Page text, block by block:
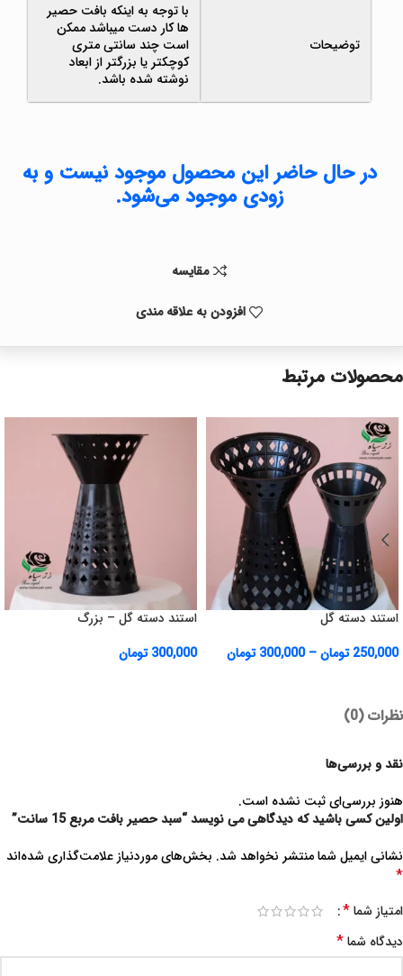
توضیحات
با توجه به اینکه بافت حصیر
ها کار دست میباشد ممکن
است چند سانتی متری
کوچکتر یا بزرگتر از ابعاد
نوشته شده باشد.
در حال حاضر این محصول موجود نیست و به
زودی موجود می‌شود.
مقايسه
افزودن به علاقه مندی
محصولات مرتبط
استند دسته گل
250,000 تومان–
300,000 تومان
استند دسته گل – بزرگ
300,000 تومان
نظرات (0)
نقد و بررسی‌ها
هنوز بررسی‌ای ثبت نشده است.
اولین کسی باشید که دیدگاهی می نویسد “سبد حصیر بافت مربع 15 سانت”
نشانی ایمیل شما منتشر نخواهد شد. بخش‌های موردنیاز علامت‌گذاری شده‌اند
*
امتیاز شما*
دیدگاه شما*